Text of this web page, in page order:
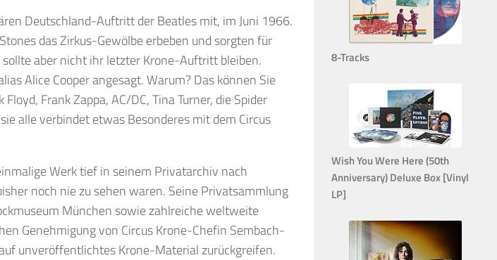
Deutschland-Auftritt der Beatles mit, im Juni 1966.
das Zirkus-Gewölbe erbeben und sorgten für
aber nicht ihr letzter Krone-Auftritt bleiben.
Alice Cooper angesagt. Warum? Das können Sie
Frank Zappa, AC/DC, Tina Turner, die Spider
alle verbindet etwas Besonderes mit dem Circus
Werk tief in seinem Privatarchiv nach
noch nie zu sehen waren. Seine Privatsammlung
München sowie zahlreiche weltweite
Genehmigung von Circus Krone-Chefin Sembach-
unveröffentlichtes Krone-Material zurückgreifen.
8-Tracks
Wish You Were Here (50th
Anniversary) Deluxe Box [Vinyl
LP]